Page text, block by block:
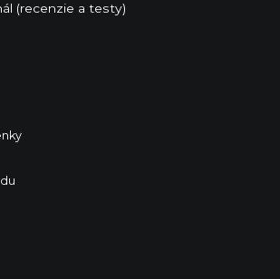
(recenzie a testy)